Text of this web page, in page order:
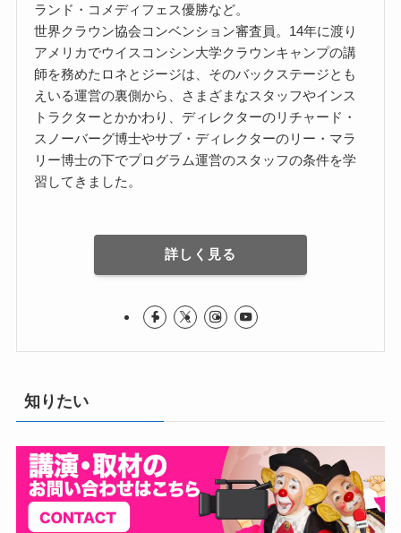
ランド・コメディフェス優勝など。
世界クラウン協会コンベンション審査員。14年に渡り
アメリカでウイスコンシン大学クラウンキャンプの講
師を務めたロネとジージは、そのバックステージとも
えいる運営の裏側から、さまざまなスタッフやインス
トラクターとかかわり、ディレクターのリチャード・
スノーバーグ博士やサブ・ディレクターのリー・マラ
リー博士の下でプログラム運営のスタッフの条件を学
習してきました。
詳しく見る
知りたい